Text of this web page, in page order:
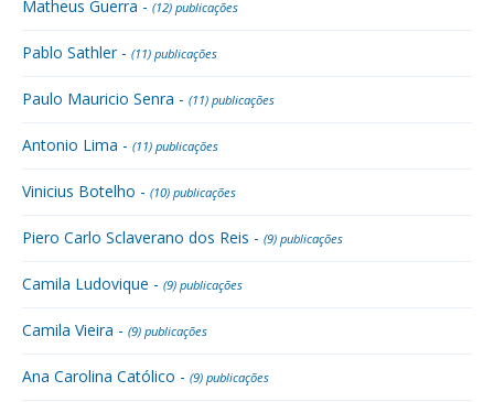
Matheus Guerra - (12) publicações
Pablo Sathler - (11) publicações
Paulo Mauricio Senra - (11) publicações
Antonio Lima - (11) publicações
Vinicius Botelho - (10) publicações
Piero Carlo Sclaverano dos Reis - (9) publicações
Camila Ludovique - (9) publicações
Camila Vieira - (9) publicações
Ana Carolina Católico - (9) publicações